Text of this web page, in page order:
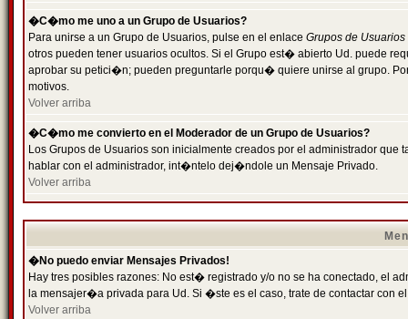
�C�mo me uno a un Grupo de Usuarios?
Para unirse a un Grupo de Usuarios, pulse en el enlace Grupos de Usuarios
otros pueden tener usuarios ocultos. Si el Grupo est� abierto Ud. puede
aprobar su petici�n; pueden preguntarle porqu� quiere unirse al grupo.
motivos.
Volver arriba
�C�mo me convierto en el Moderador de un Grupo de Usuarios?
Los Grupos de Usuarios son inicialmente creados por el administrador
hablar con el administrador, int�ntelo dej�ndole un Mensaje Privado.
Volver arriba
�No puedo enviar Mensajes Privados!
Hay tres posibles razones: No est� registrado y/o no se ha conectado, el
la mensajer�a privada para Ud. Si �ste es el caso, trate de contactar con
Volver arriba